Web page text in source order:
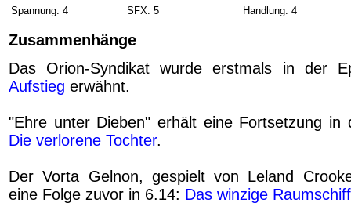
Spannung: 4 SFX: 5 Handlung: 4
Zusammenhänge
Das Orion-Syndikat wurde erstmals in der
Aufstieg erwähnt.
"Ehre unter Dieben" erhält eine Fortsetzung in
Die verlorene Tochter.
Der Vorta Gelnon, gespielt von Leland
eine Folge zuvor in 6.14: Das winzige Raumschiff